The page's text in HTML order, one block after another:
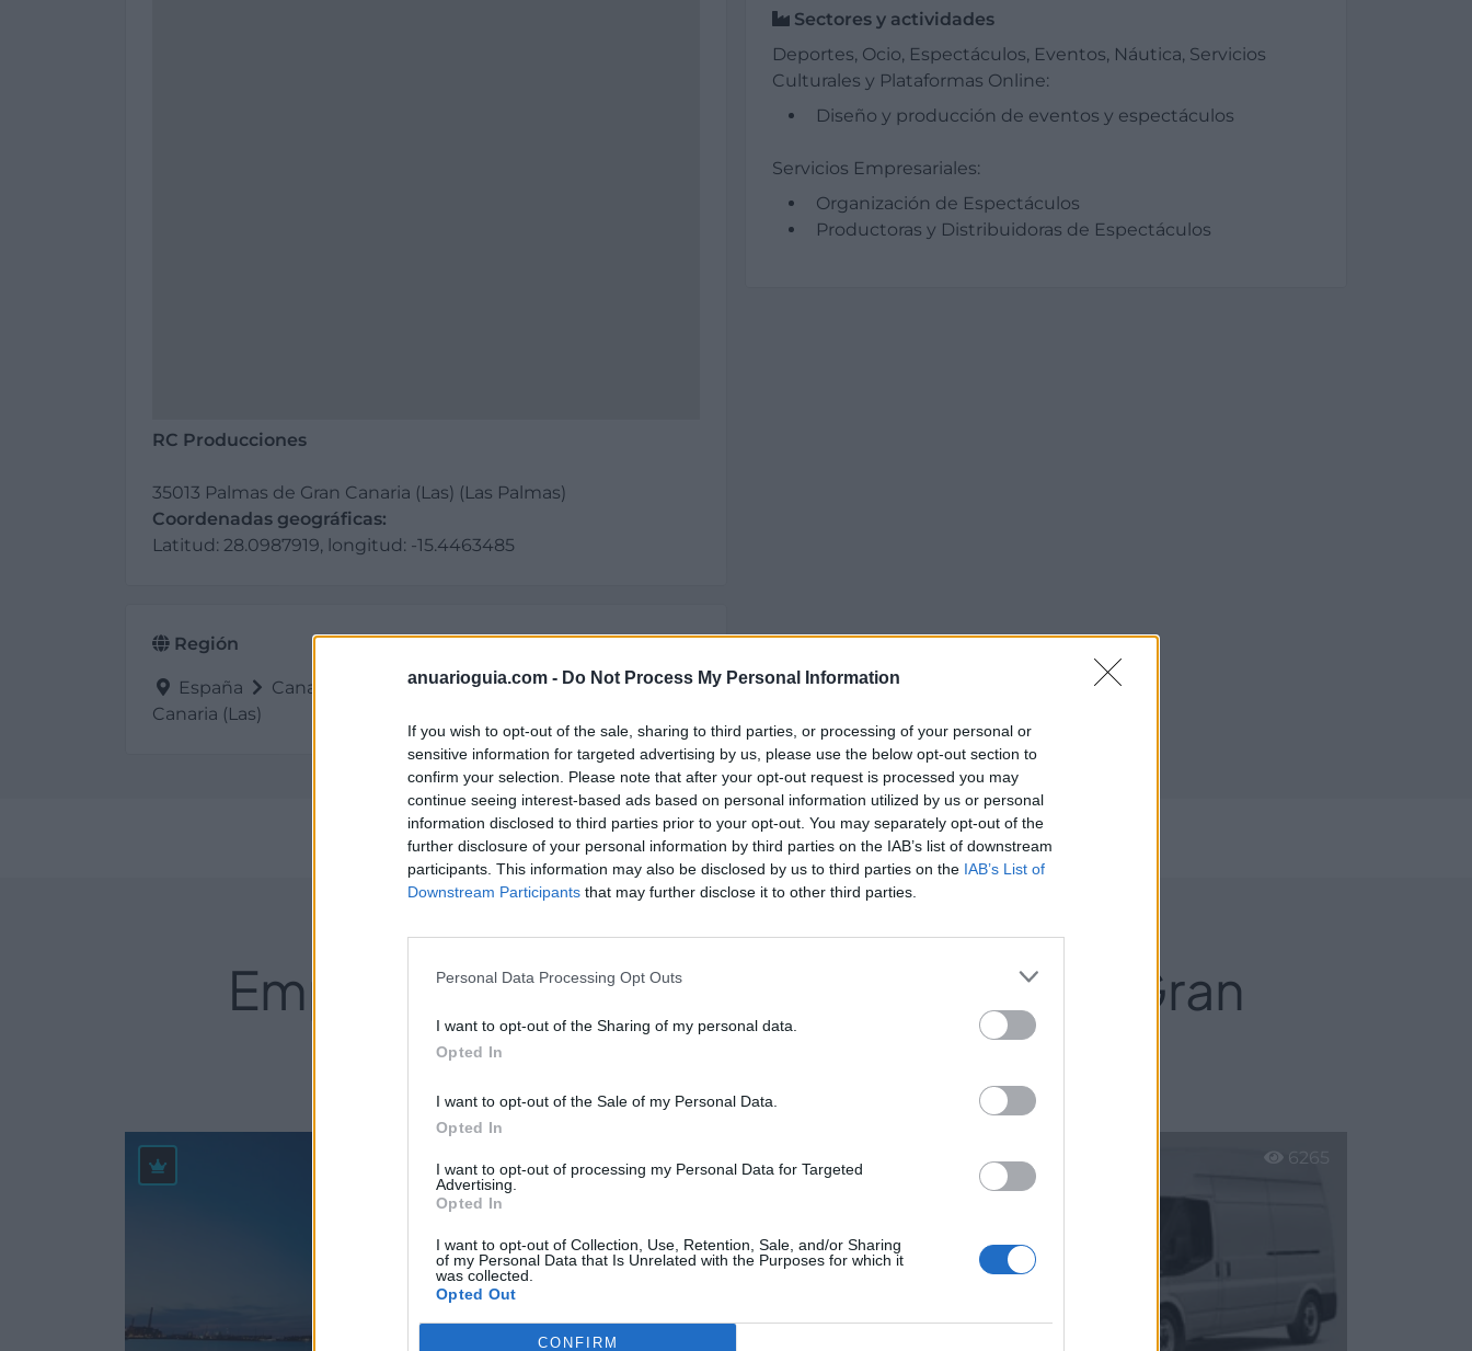
anuarioguia.com - Do Not Process My Personal Information
If you wish to opt-out of the sale, sharing to third parties, or processing of your personal or
sensitive information for targeted advertising by us, please use the below opt-out section to
confirm your selection. Please note that after your opt-out request is processed you may
continue seeing interest-based ads based on personal information utilized by us or personal
information disclosed to third parties prior to your opt-out. You may separately opt-out of the
further disclosure of your personal information by third parties on the IAB’s list of downstream
participants. This information may also be disclosed by us to third parties on the IAB’s List of
Downstream Participants that may further disclose it to other third parties.
Personal Data Processing Opt Outs
I want to opt-out of the Sharing of my personal data.
Opted In
I want to opt-out of the Sale of my Personal Data.
Opted In
I want to opt-out of processing my Personal Data for Targeted
Advertising.
Opted In
I want to opt-out of Collection, Use, Retention, Sale, and/or Sharing
of my Personal Data that Is Unrelated with the Purposes for which it
was collected.
Opted Out
CONFIRM
RC Producciones
35013 Palmas de Gran Canaria (Las) (Las Palmas)
Coordenadas geográficas:
Latitud: 28.0987919, longitud: -15.4463485
Región
España Canarias Las Palmas
Palmas de Gran
Canaria (Las)
Sectores y actividades
Deportes, Ocio, Espectáculos, Eventos, Náutica, Servicios
Culturales y Plataformas Online:
Diseño y producción de eventos y espectáculos
Servicios Empresariales:
Organización de Espectáculos
Productoras y Distribuidoras de Espectáculos
Perfil activo desde: 26/05/2023 | Última actualización: 25/10/2023
Empresas destacadas en Palmas de Gran
Canaria (Las)
6265